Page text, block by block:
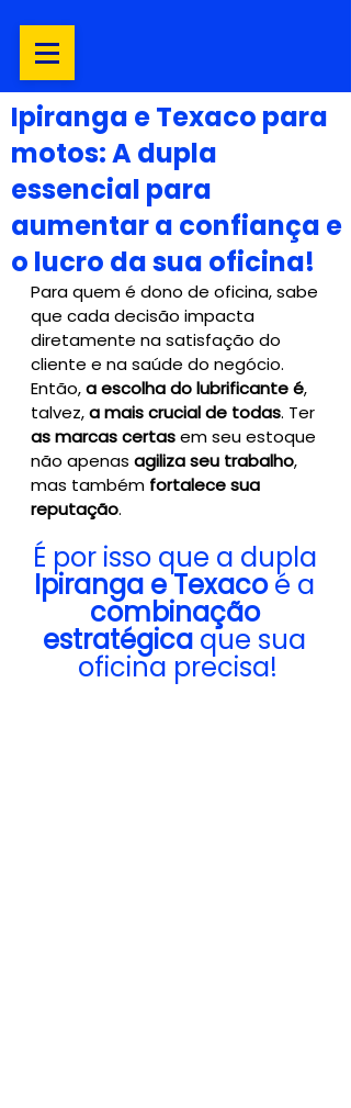
Ipiranga e Texaco para
motos: A dupla
essencial para
aumentar a confiança e
o lucro da sua oficina!
Para quem é dono de oficina, sabe
que cada decisão impacta
diretamente na satisfação do
cliente e na saúde do negócio.
Então, a escolha do lubrificante é,
talvez, a mais crucial de todas. Ter
as marcas certas em seu estoque
não apenas agiliza seu trabalho,
mas também fortalece sua
reputação.
É por isso que a dupla
Ipiranga e Texaco é a
combinação
estratégica que sua
oficina precisa!